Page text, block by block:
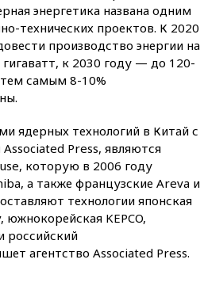
энергетика названа одним
технических проектов. К 2020
производство энергии на
к 2030 году — до 120-
тем самым 8-10%
ядерных технологий в Китай с
Press, являются
которую в 2006 году
а также французские Areva и
технологии японская
южнокорейская KEPCO,
российский
агентство Associated Press.